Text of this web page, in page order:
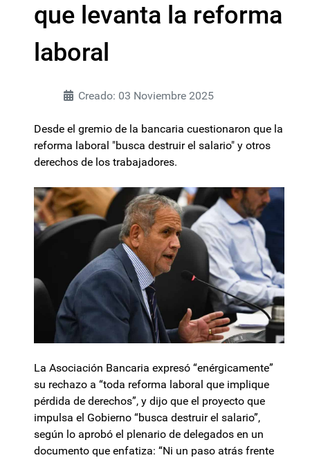
que levanta la reforma
laboral
Creado: 03 Noviembre 2025
Desde el gremio de la bancaria cuestionaron que la
reforma laboral "busca destruir el salario" y otros
derechos de los trabajadores.
La Asociación Bancaria expresó “enérgicamente”
su rechazo a “toda reforma laboral que implique
pérdida de derechos”, y dijo que el proyecto que
impulsa el Gobierno “busca destruir el salario”,
según lo aprobó el plenario de delegados en un
documento que enfatiza: “Ni un paso atrás frente